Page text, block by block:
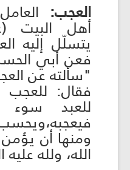
العجب:
أهل البيت
يتسلّل إليه
فعن أبي
"سألته عن
فقال: للعجب
للعبد سوء
ومنها أن
الله، ولله